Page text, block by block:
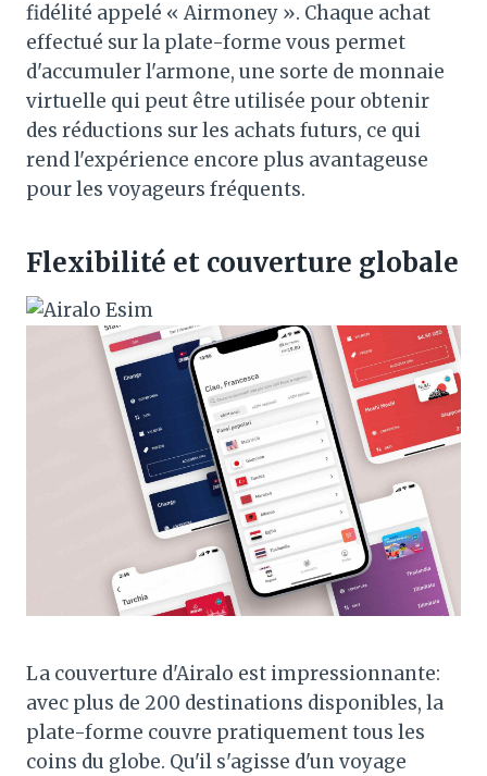
fidélité appelé « Airmoney ». Chaque achat
effectué sur la plate-forme vous permet
d'accumuler l'armone, une sorte de monnaie
virtuelle qui peut être utilisée pour obtenir
des réductions sur les achats futurs, ce qui
rend l'expérience encore plus avantageuse
pour les voyageurs fréquents.
Flexibilité et couverture globale
La couverture d'Airalo est impressionnante:
avec plus de 200 destinations disponibles, la
plate-forme couvre pratiquement tous les
coins du globe. Qu'il s'agisse d'un voyage